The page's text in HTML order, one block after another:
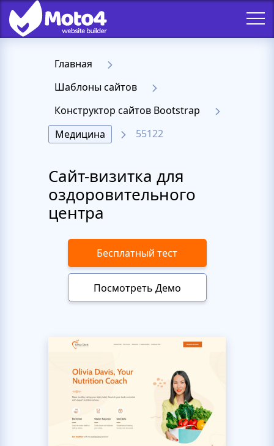
Главная
Шаблоны сайтов
Конструктор сайтов Bootstrap
Медицина
55122
Сайт-визитка для
оздоровительного
центра
Бесплатный тест
Посмотреть Демо